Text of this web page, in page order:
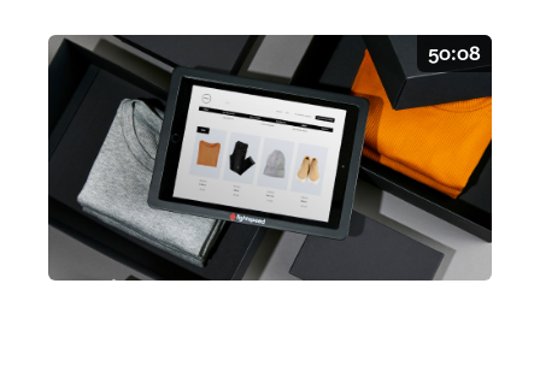
50:08